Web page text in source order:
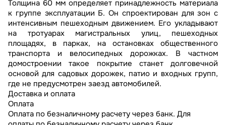
Толщина 60 мм определяет принадлежность материала
к группе эксплуатации Б. Он спроектирован для зон с
интенсивным пешеходным движением. Его укладывают
на тротуарах магистральных улиц, пешеходных
площадях, в парках, на остановках общественного
транспорта и велосипедных дорожках. В частном
домостроении такое покрытие станет долговечной
основой для садовых дорожек, патио и входных групп,
где не предусмотрен заезд автомобилей.
Доставка и оплата
Оплата
Оплата по безналичному расчету через банк. Для